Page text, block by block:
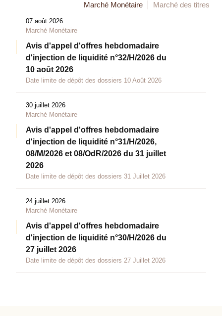
Marché Monétaire Marché des titres
07 août 2026
Marché Monétaire
Avis d'appel d'offres hebdomadaire
d'injection de liquidité n°32/H/2026 du
10 août 2026
Date limite de dépôt des dossiers 10 Août 2026
30 juillet 2026
Marché Monétaire
Avis d'appel d'offres hebdomadaire
d'injection de liquidité n°31/H/2026,
08/M/2026 et 08/OdR/2026 du 31 juillet
2026
Date limite de dépôt des dossiers 31 Juillet 2026
24 juillet 2026
Marché Monétaire
Avis d'appel d'offres hebdomadaire
d'injection de liquidité n°30/H/2026 du
27 juillet 2026
Date limite de dépôt des dossiers 27 Juillet 2026